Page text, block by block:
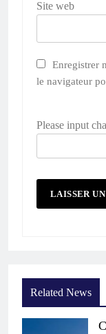
Site web
Enregistrer
le navigateur
Please input
Related News